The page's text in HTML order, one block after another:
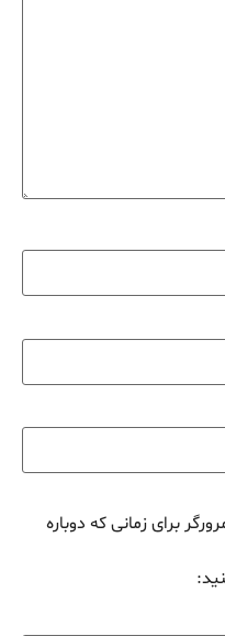
برای زمانی که دوباره